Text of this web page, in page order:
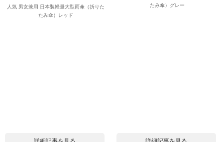
人気 男女兼用 日本製軽量大型雨傘（折りた
たみ傘）レッド
たみ傘）グレー